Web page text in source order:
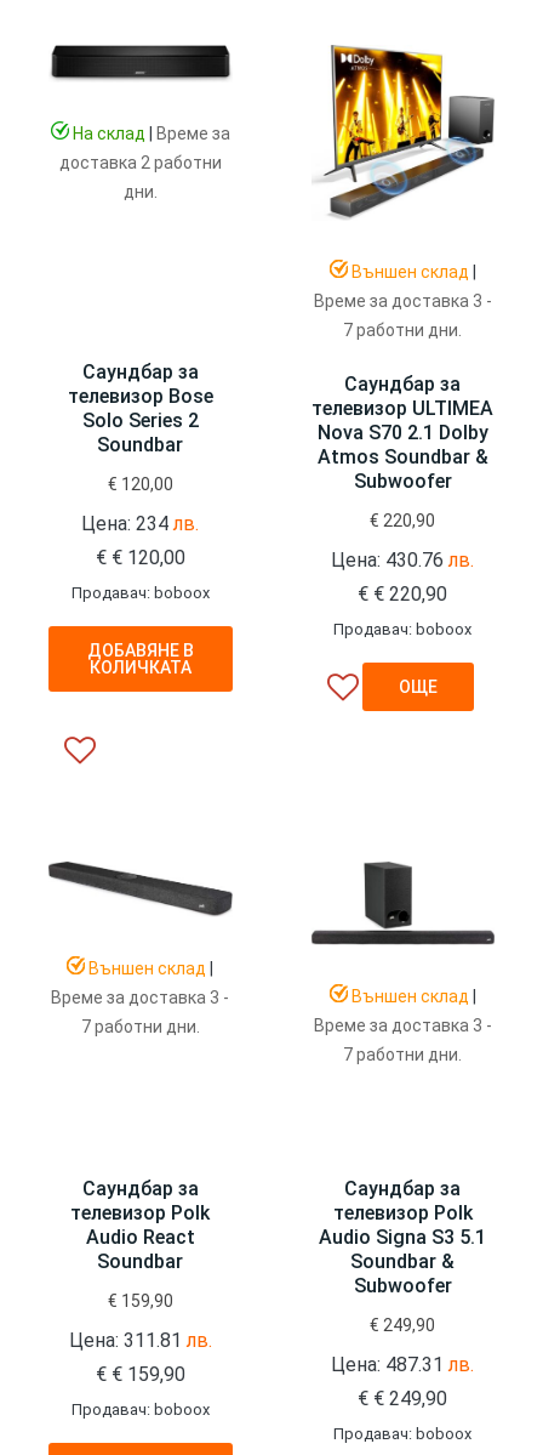
На склад
Време за
доставка 2 работни
дни.
Саундбар за
телевизор Bose
Solo Series 2
Soundbar
€ 120,00
Цена: 234лв.
€ €120,00
Продавач: boboox
ДОБАВЯНЕ В
КОЛИЧКАТА
Външен склад
Време за доставка 3 -
7 работни дни.
Саундбар за
телевизор ULTIMEA
Nova S70 2.1 Dolby
Atmos Soundbar &
Subwoofer
€ 220,90
Цена: 430.76лв.
€ € 220,90
Продавач: boboox
ОЩЕ
Външен склад
Време за доставка 3 -
7 работни дни.
Саундбар за
телевизор Polk
Audio React
Soundbar
€ 159,90
Цена: 311.81 лв.
€ €159,90
Продавач: boboox
Външен склад
Време за доставка 3 -
7 работни дни.
Саундбар за
телевизор Polk
Audio Signa S3 5.1
Soundbar &
Subwoofer
€ 249,90
Цена: 487.31лв.
€ € 249,90
Продавач: boboox